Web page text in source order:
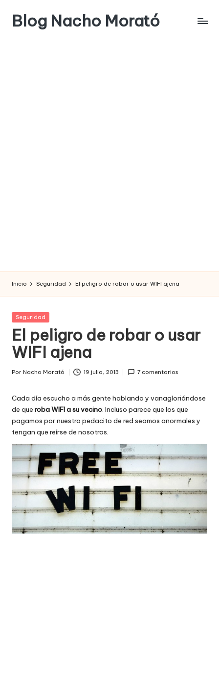
SaltarBlog Nacho Morató
Inicio Seguridad El peligro de robar o usar WIFI ajena
Publicada
Seguridad
El peligro de robar o usar
WIFI ajena
Por Nacho Morató 19 julio, 2013 7 comentarios
Cada día escucho a más gente hablando y vanagloriándose
de que roba WIFI a su vecino. Incluso parece que los que
pagamos por nuestro pedacito de red seamos anormales y
tengan que reírse de nosotros.